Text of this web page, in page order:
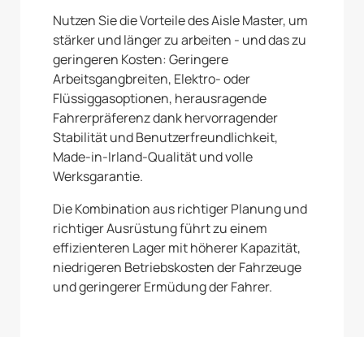
Nutzen Sie die Vorteile des Aisle Master, um
stärker und länger zu arbeiten - und das zu
geringeren Kosten: Geringere
Arbeitsgangbreiten, Elektro- oder
Flüssiggasoptionen, herausragende
Fahrerpräferenz dank hervorragender
Stabilität und Benutzerfreundlichkeit,
Made-in-Irland-Qualität und volle
Werksgarantie.
Die Kombination aus richtiger Planung und
richtiger Ausrüstung führt zu einem
effizienteren Lager mit höherer Kapazität,
niedrigeren Betriebskosten der Fahrzeuge
und geringerer Ermüdung der Fahrer.